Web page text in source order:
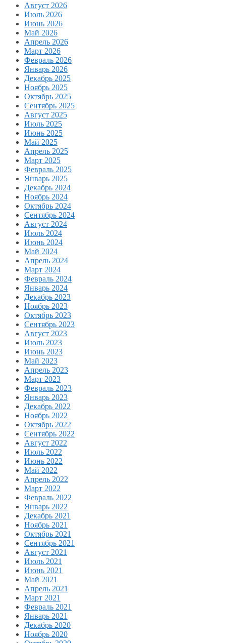
Август 2026
Июль 2026
Июнь 2026
Май 2026
Апрель 2026
Март 2026
Февраль 2026
Январь 2026
Декабрь 2025
Ноябрь 2025
Октябрь 2025
Сентябрь 2025
Август 2025
Июль 2025
Июнь 2025
Май 2025
Апрель 2025
Март 2025
Февраль 2025
Январь 2025
Декабрь 2024
Ноябрь 2024
Октябрь 2024
Сентябрь 2024
Август 2024
Июль 2024
Июнь 2024
Май 2024
Апрель 2024
Март 2024
Февраль 2024
Январь 2024
Декабрь 2023
Ноябрь 2023
Октябрь 2023
Сентябрь 2023
Август 2023
Июль 2023
Июнь 2023
Май 2023
Апрель 2023
Март 2023
Февраль 2023
Январь 2023
Декабрь 2022
Ноябрь 2022
Октябрь 2022
Сентябрь 2022
Август 2022
Июль 2022
Июнь 2022
Май 2022
Апрель 2022
Март 2022
Февраль 2022
Январь 2022
Декабрь 2021
Ноябрь 2021
Октябрь 2021
Сентябрь 2021
Август 2021
Июль 2021
Июнь 2021
Май 2021
Апрель 2021
Март 2021
Февраль 2021
Январь 2021
Декабрь 2020
Ноябрь 2020